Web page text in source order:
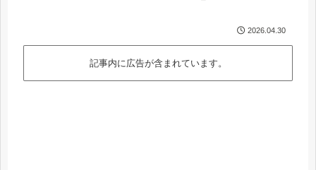
2026.04.30
記事内に広告が含まれています。